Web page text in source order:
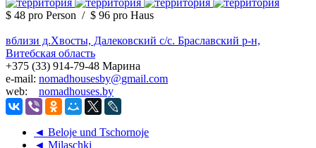
$ 48 pro Person / $ 96 pro Haus
вблизи д.Хвосты, Далековский с/с. Браславский р-н,
Витебская область
+375 (33) 914-79-48 Марина
e-mail: nomadhousesby@gmail.com
web: nomadhouses.by
◄ Beloje und Tschornoje
◄ Milaschki